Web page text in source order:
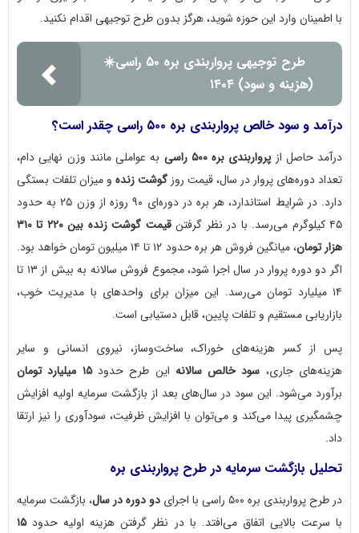
با اطمینان وارد این حوزه شوید، هرگز بدون طرح توجیهی اقدام نکنید.
طرح توجیهی پرواربندی بره ۵۰ راسی☀️
(هزینه و سود) ۱۴۰۴
درآمد و سود خالص پرواربندی بره ۵۰۰ راسی چقدر است؟
درآمد حاصل از پرواربندی بره ۵۰۰ راسی
به عواملی مانند وزن نهایی دام،
تعداد دوره‌های پروار در سال، قیمت روزگوشت زندهو میزان تلفات بستگی
دارد. در شرایط استاندارد، هر بره در دوره‌ای ۹۰ روزه از وزن ۲۵ به حدود
قیمت گوشت زنده بین ۲۲۰ تا ۳۱۰
هزار تومان
، میانگین فروش هر بره حدود ۱۲ تا ۱۴ میلیون تومان خواهد بود.
اگر دو دوره پروار در سال اجرا شود، مجموع فروش سالانه به بیش از ۱۳ تا
۱۴ میلیارد تومان می‌رسد. این میزان برای واحدهای با مدیریت خوب،
بازاریابی مستقیم و تلفات پایین، قابل دستیابی است.
پس از کسر هزینه‌های خوراک، ساخت‌وساز، نیروی انسانی و سایر
هزینه‌های جاری،سود خالص سالانهاین طرح حدود۱۵ میلیارد تومان
برآورد می‌شود. این سود در سال‌های بعد از بازگشت سرمایه اولیه افزایش
چشمگیری پیدا می‌کند و می‌توان با افزایش ظرفیت، سودآوری را نیز ارتقا
داد.
تحلیل بازگشت سرمایه در طرح پرواربندی بره
در طرح پرواربندی بره ۵۰۰ راسی با اجرای دو دوره در سال، بازگشت سرمایه
با سرعت بالایی اتفاق می‌افتد. با در نظر گرفتن هزینه اولیه حدود۱۵